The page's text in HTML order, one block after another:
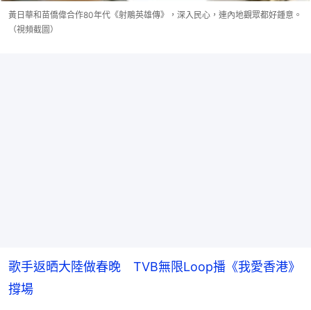
黃日華和苗僑偉合作80年代《射鵰英雄傳》，深入民心，連內地觀眾都好鍾意。
（視頻截圖）
歌手返晒大陸做春晚 TVB無限Loop播《我愛香港》
撐場